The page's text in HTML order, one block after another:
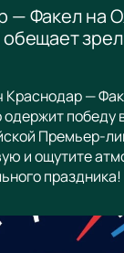
— Факел на
обещает
Краснодар —
победу
Премьер-
и ощутите
праздника!